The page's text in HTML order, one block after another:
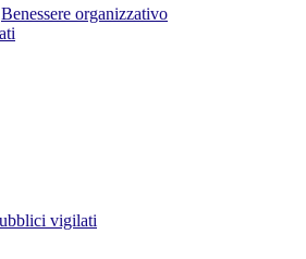
Benessere organizzativo
vigilati